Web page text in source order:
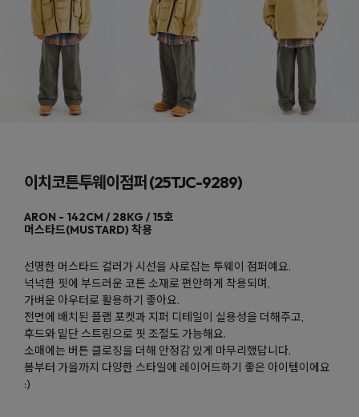
이치코튼투웨이점퍼 (25TJC-9289)
머스타드(MUSTARD)
선명한 머스타드 컬러가 시선을 사로잡는 투웨이 점퍼예요.
넉넉한 핏에 부드러운 코튼 소재로 편안하게 착용되며,
가벼운 아우터로 활용하기 좋아요.
전면에 배치된 플랩 포켓과 지퍼 디테일이 실용성을 더해주고,
후드와 밑단 스트링으로 핏 조절도 가능해요.
소매에는 버튼 클로징을 더해 안정감 있게 마무리했답니다.
봄부터 가을까지 다양한 스타일에 레이어드하기 좋은 아이템이에요
:)